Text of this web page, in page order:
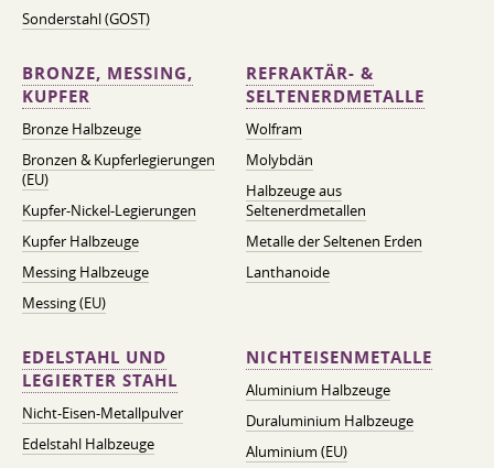
Sonderstahl (GOST)
BRONZE, MESSING,
KUPFER
Bronze Halbzeuge
Bronzen & Kupferlegierungen
(EU)
Kupfer-Nickel-Legierungen
Kupfer Halbzeuge
Messing Halbzeuge
Messing (EU)
REFRAKTÄR- &
SELTENERDMETALLE
Wolfram
Molybdän
Halbzeuge aus
Seltenerdmetallen
Metalle der Seltenen Erden
Lanthanoide
EDELSTAHL UND
LEGIERTER STAHL
Nicht-Eisen-Metallpulver
Edelstahl Halbzeuge
NICHTEISENMETALLE
Aluminium Halbzeuge
Duraluminium Halbzeuge
Aluminium (EU)